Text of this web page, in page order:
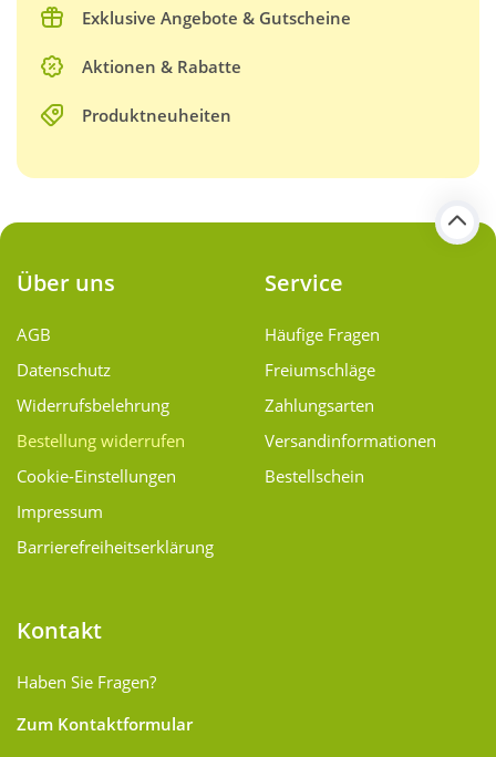
Exklusive Angebote & Gutscheine
Aktionen & Rabatte
Produktneuheiten
Über uns
AGB
Datenschutz
Widerrufsbelehrung
Bestellung widerrufen
Cookie-Einstellungen
Impressum
Barrierefreiheitserklärung
Service
Häufige Fragen
Freiumschläge
Zahlungsarten
Versand­informationen
Bestellschein
Kontakt
Haben Sie Fragen?
Zum Kontaktformular